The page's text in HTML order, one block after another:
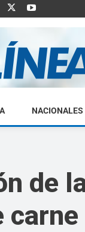
NACIONALES
de